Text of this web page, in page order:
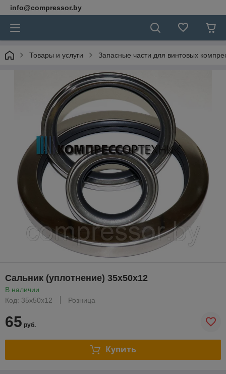
info@compressor.by
Товары и услуги Запасные части для винтовых
Сальник (уплотнение) 35x50x12
В наличии
Код: 35x50x12
Розница
65 руб.
Купить